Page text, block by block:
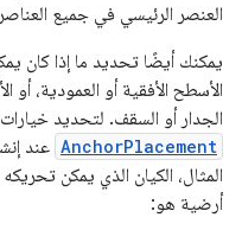
العنصر الرئيسي في جميع
يمكنك أيضًا تحديد ما إذا كان
الأسطح الأفقية أو العمودية، أو
الجدار أو السقف. لتحديد
AnchorPlacement عند
المثال، الكيان الذي يمكن
أرضية هو: